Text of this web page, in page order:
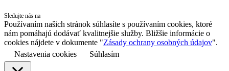
Sledujte nás na
Používaním našich stránok súhlasíte s používaním cookies, ktoré
nám pomáhajú dodávať kvalitnejšie služby. Bližšie informácie o
cookies nájdete v dokumente "Zásady ochrany osobných údajov".
Nastavenia cookies
Súhlasím